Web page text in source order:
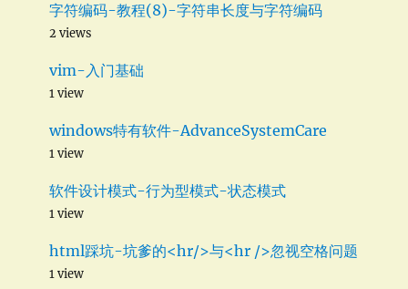
字符编码-教程(8)-字符串长度与字符编码
2 views
vim-入门基础
1 view
windows特有软件-AdvanceSystemCare
1 view
软件设计模式-行为型模式-状态模式
1 view
html踩坑-坑爹的<hr/>与<hr />忽视空格问题
1 view